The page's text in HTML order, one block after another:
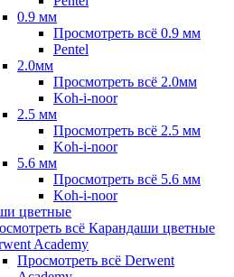
0.9 мм
Просмотреть всё 0.9 мм
Pentel
2.0мм
Просмотреть всё 2.0мм
Koh-i-noor
2.5 мм
Просмотреть всё 2.5 мм
Koh-i-noor
5.6 мм
Просмотреть всё 5.6 мм
Koh-i-noor
цветные
всё Карандаши цветные
Academy
Просмотреть всё Derwent